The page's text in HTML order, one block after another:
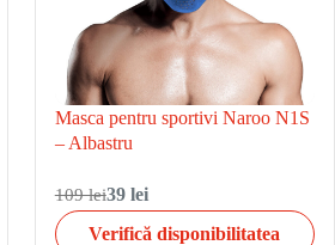
Masca pentru sportivi Naroo N1S
– Albastru
109 lei39 lei
Verifică disponibilitatea